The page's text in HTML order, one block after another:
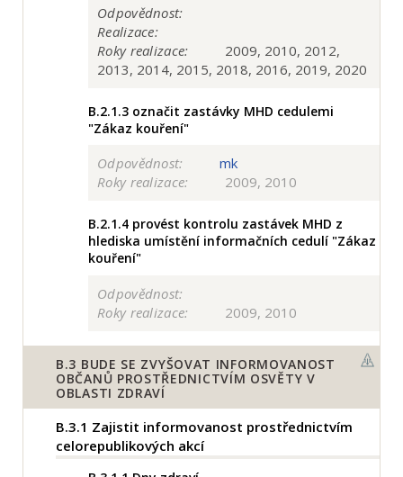
Odpovědnost:
Realizace:
Roky realizace:
2009, 2010, 2012,
2013, 2014, 2015, 2018, 2016, 2019, 2020
B.2.1.3 označit zastávky MHD cedulemi
"Zákaz kouření"
Odpovědnost:
mk
Roky realizace:
2009, 2010
B.2.1.4 provést kontrolu zastávek MHD z
hlediska umístění informačních cedulí "Zákaz
kouření"
Odpovědnost:
Roky realizace:
2009, 2010
B.3 BUDE SE ZVYŠOVAT INFORMOVANOST
OBČANŮ PROSTŘEDNICTVÍM OSVĚTY V
OBLASTI ZDRAVÍ
B.3.1 Zajistit informovanost prostřednictvím
celorepublikových akcí